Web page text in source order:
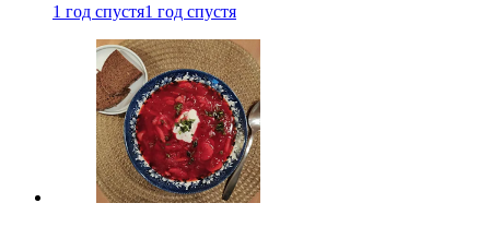
1 год спустя1 год спустя